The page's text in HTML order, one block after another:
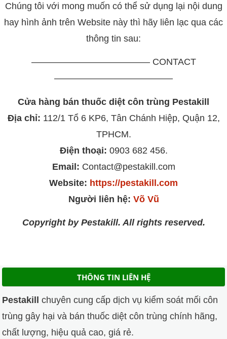
Chúng tôi với mong muốn có thể sử dụng lại nội dung
hay hình ảnh trên Website này thì hãy liên lạc qua các
thông tin sau:
————————————— CONTACT
—————————————
Cửa hàng bán thuốc diệt côn trùng Pestakill
Địa chỉ: 112/1 Tổ 6 KP6, Tân Chánh Hiệp, Quận 12,
TPHCM.
Điện thoại: 0903 682 456.
Email: Contact@pestakill.com
Website: https://pestakill.com
Người liên hệ: Võ Vũ
Copyright by Pestakill. All rights reserved.
THÔNG TIN LIÊN HỆ
Pestakill
chuyên cung cấp dịch vụ kiểm soát mối côn
trùng gây hại và bán thuốc diệt côn trùng chính hãng,
chất lượng, hiệu quả cao, giá rẻ.